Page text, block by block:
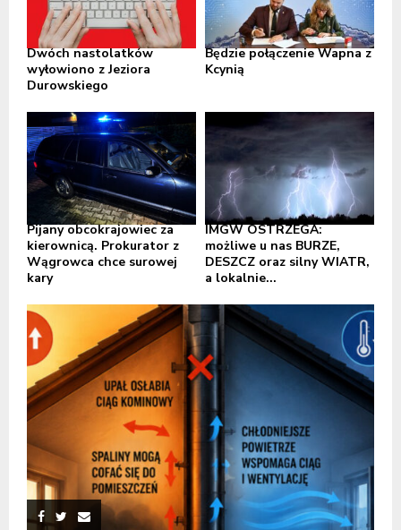
Dwóch nastolatków
wyłowiono z Jeziora
Durowskiego
Będzie połączenie Wapna z
Kcynią
Pijany obcokrajowiec za
kierownicą. Prokurator z
Wągrowca chce surowej
kary
IMGW OSTRZEGA:
możliwe u nas BURZE,
DESZCZ oraz silny WIATR,
a lokalnie...